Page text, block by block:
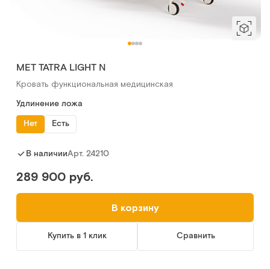
МЕТ TATRA LIGHT N
Кровать функциональная медицинская
Удлинение ложа
Нет
Есть
В наличииАрт. 24210
289 900 руб.
В корзину
Купить в 1 клик Сравнить